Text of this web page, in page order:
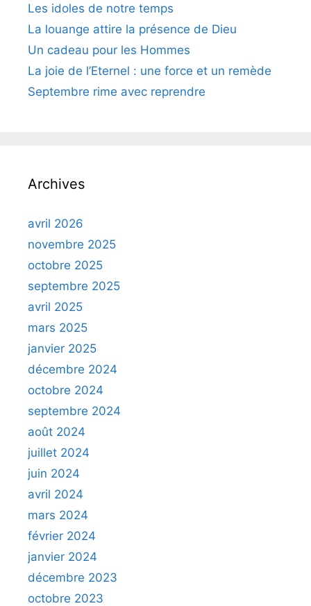
Les idoles de notre temps
La louange attire la présence de Dieu
Un cadeau pour les Hommes
La joie de l’Eternel : une force et un remède
Septembre rime avec reprendre
Archives
avril 2026
novembre 2025
octobre 2025
septembre 2025
avril 2025
mars 2025
janvier 2025
décembre 2024
octobre 2024
septembre 2024
août 2024
juillet 2024
juin 2024
avril 2024
mars 2024
février 2024
janvier 2024
décembre 2023
octobre 2023